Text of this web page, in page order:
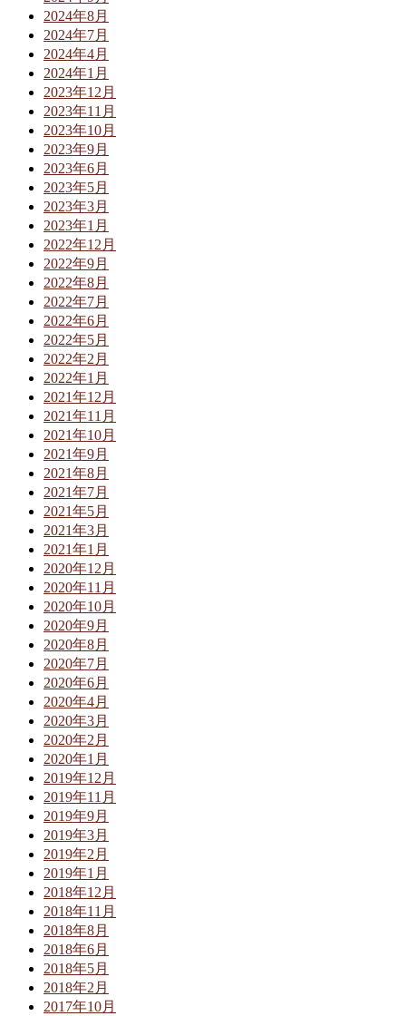
2024年8月
2024年7月
2024年4月
2024年1月
2023年12月
2023年11月
2023年10月
2023年9月
2023年6月
2023年5月
2023年3月
2023年1月
2022年12月
2022年9月
2022年8月
2022年7月
2022年6月
2022年5月
2022年2月
2022年1月
2021年12月
2021年11月
2021年10月
2021年9月
2021年8月
2021年7月
2021年5月
2021年3月
2021年1月
2020年12月
2020年11月
2020年10月
2020年9月
2020年8月
2020年7月
2020年6月
2020年4月
2020年3月
2020年2月
2020年1月
2019年12月
2019年11月
2019年9月
2019年3月
2019年2月
2019年1月
2018年12月
2018年11月
2018年8月
2018年6月
2018年5月
2018年2月
2017年10月